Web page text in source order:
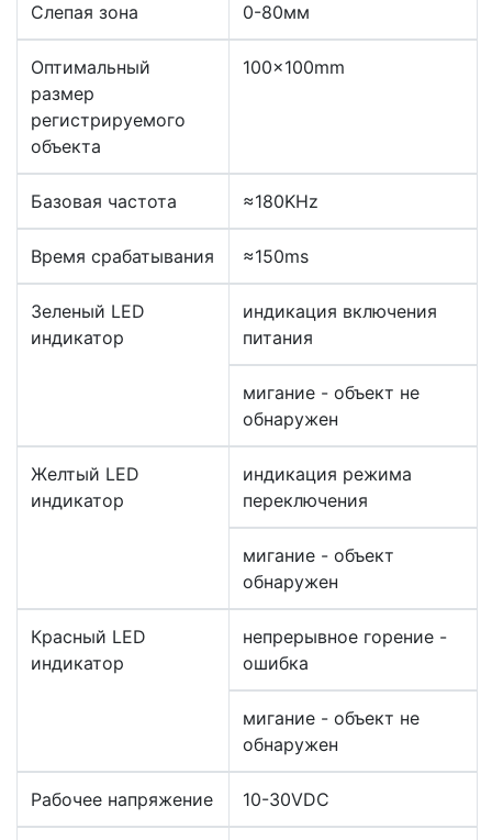
Слепая зона 0-80мм
Оптимальный
размер
регистрируемого
объекта
100x100mm
Базовая частота ≈180KHz
Время срабатывания ≈150ms
Зеленый LED
индикатор
индикация включения
питания
мигание - объект не
обнаружен
Желтый LED
индикатор
индикация режима
переключения
мигание - объект
обнаружен
Красный LED
индикатор
непрерывное горение -
ошибка
мигание - объект не
обнаружен
Рабочее напряжение 10-30VDC